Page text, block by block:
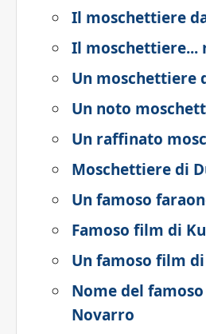
Il moschettiere
Il moschettiere...
Un moschettiere
Un noto
Un raffinato
Moschettiere di
Un famoso
Famoso film di
Un famoso film
Nome del
Novarro